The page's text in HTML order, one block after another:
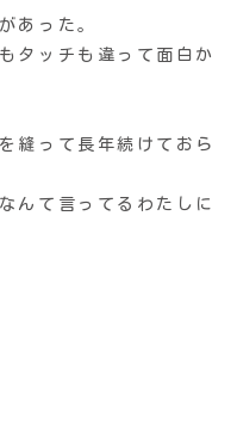
あった。
タッチも違って面白か
縫って長年続けておら
んて言ってるわたしに